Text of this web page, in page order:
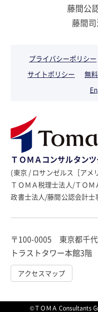
藤間公
藤間
プライバシーポリシー
サイトポリシー
無
ＴＯＭＡコンサルタン
(東京 / ロサンゼルス［アメ
ＴＯＭＡ税理士法人/ＴＯ
政書士法人/藤間公認会計士
〒100-0005 東京都千
トラストタワー本館3階
アクセスマップ
©ＴＯＭＡ Consultants